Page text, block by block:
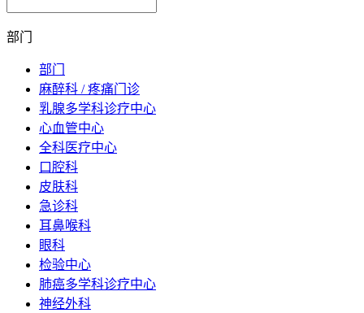
部门
部门
麻醉科 / 疼痛门诊
乳腺多学科诊疗中心
心血管中心
全科医疗中心
口腔科
皮肤科
急诊科
耳鼻喉科
眼科
检验中心
肺癌多学科诊疗中心
神经外科